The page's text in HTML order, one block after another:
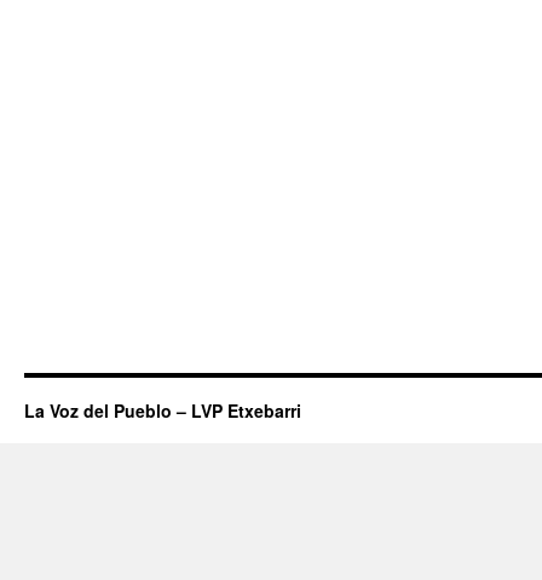
La Voz del Pueblo – LVP Etxebarri